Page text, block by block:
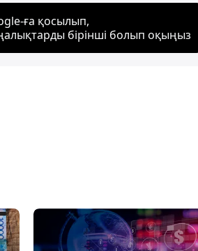
ға қосылып,
бірінші болып оқыңыз